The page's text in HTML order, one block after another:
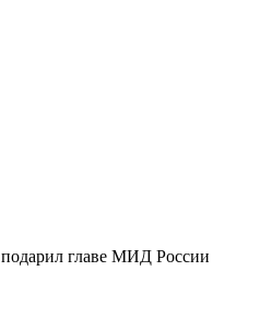
главе МИД России